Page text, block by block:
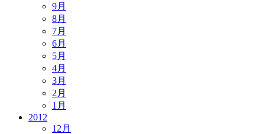
9月
8月
7月
6月
5月
4月
3月
2月
1月
2012
12月